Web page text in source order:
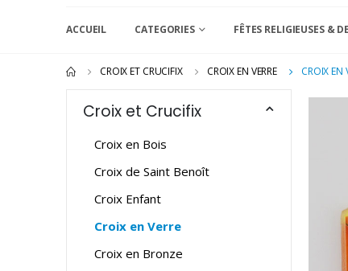
ACCUEIL CATEGORIES FÊTES RELIGIEUSES &
CROIX ET CRUCIFIX CROIX EN VERRE CROIX EN
Croix et Crucifix
Croix en Bois
Croix de Saint Benoît
Croix Enfant
Croix en Verre
Croix en Bronze